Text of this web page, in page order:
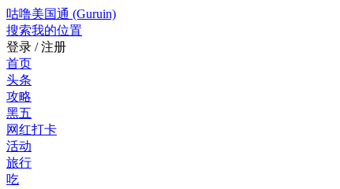
咕噜美国通 (Guruin)
搜索我的位置
登录 / 注册
首页
头条
攻略
黑五
网红打卡
活动
旅行
吃